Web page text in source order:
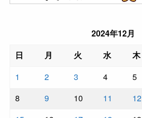
2024年12月
日
月 火 水 木
1
2 3 4 5
8
9 10 11 12